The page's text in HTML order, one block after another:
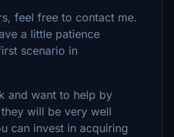
feel free to contact me.
a little patience
scenario in
and want to help by
will be very well
can invest in acquiring